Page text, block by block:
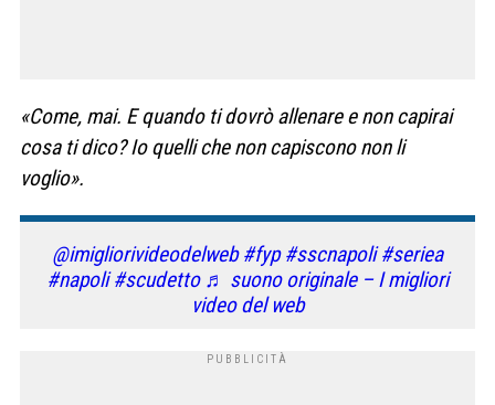
«Come, mai. E quando ti dovrò allenare e non capirai
cosa ti dico? Io quelli che non capiscono non li
voglio».
@imigliorivideodelweb #fyp #sscnapoli #seriea
#napoli #scudetto ♬ suono originale – I migliori
video del web